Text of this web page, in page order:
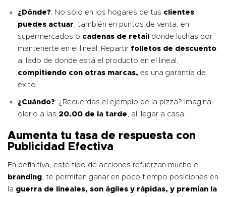
¿Dónde?: No sólo en los hogares de tus clientes
puedes actuar; también en puntos de venta, en
supermercados o cadenas de retail donde luchas por
mantenerte en el lineal. Repartir folletos de descuento
al lado de donde está el producto en el lineal,
compitiendo con otras marcas, es una garantía de
éxito.
¿Cuándo?: ¿Recuerdas el ejemplo de la pizza? Imagina
olerlo a las 20.00 de la tarde , al llegar a casa.
Aumenta tu tasa de respuesta con
Publicidad Efectiva
En definitiva, este tipo de acciones refuerzan mucho el
branding, te permiten ganar en poco tiempo posiciones en
la guerra de lineales, son ágiles y rápidas, y premian la